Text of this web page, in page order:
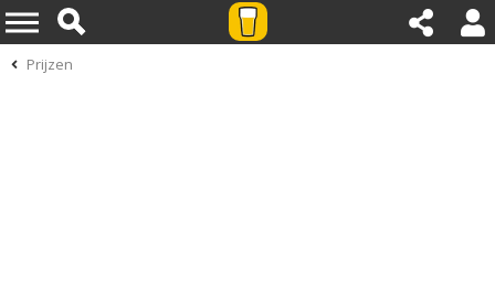
Prijzen